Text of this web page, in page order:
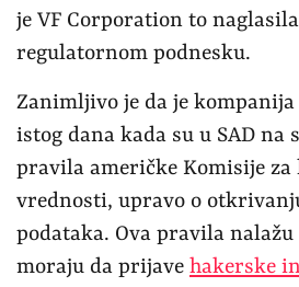
je VF Corporation to
regulatornom podnesku.
Zanimljivo je da je
istog dana kada su u SAD na
pravila američke Komisije za
vrednosti, upravo o
podataka. Ova pravila
moraju da prijave hakerske